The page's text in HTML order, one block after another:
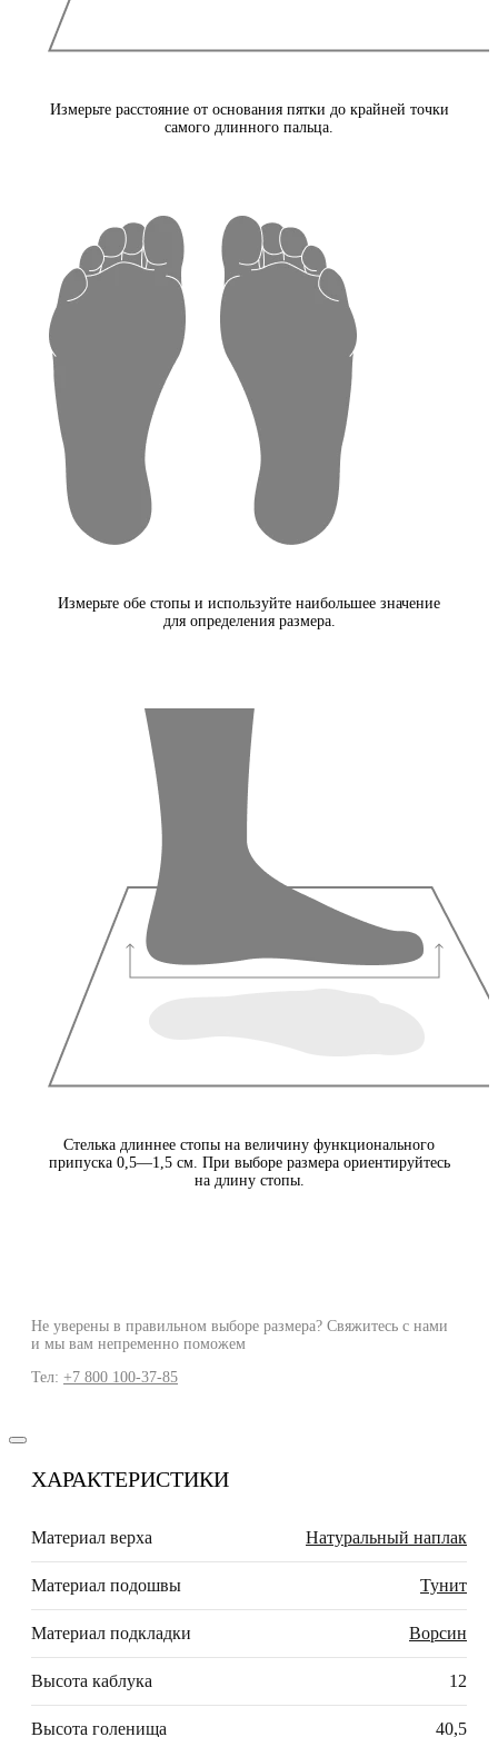
Измерьте расстояние от основания пятки до крайней точки
самого длинного пальца.
Измерьте обе стопы и используйте наибольшее значение
для определения размера.
Стелька длиннее стопы на величину функционального
припуска 0,5—1,5 см. При выборе размера ориентируйтесь
на длину стопы.
Не уверены в правильном выборе размера? Свяжитесь с нами
и мы вам непременно поможем
Тел: +7 800 100-37-85
ХАРАКТЕРИСТИКИ
Материал верха Натуральный наплак
Материал подошвы Тунит
Материал подкладки Ворсин
Высота каблука 12
Высота голенища 40,5